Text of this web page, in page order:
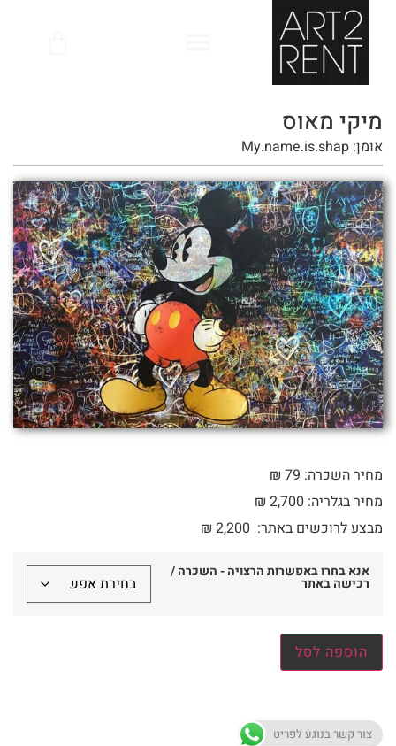
מיקי מאוס
אומן: My.name.is.shap
מחיר השכרה: 79 ₪
מחיר בגלריה: 2,700 ₪
מבצע לרוכשים באתר:
₪ 2,200
אנא בחרו באפשרות הרצויה - השכרה /
רכישה באתר
הוספה לסל
צור קשר בנוגע לפריט